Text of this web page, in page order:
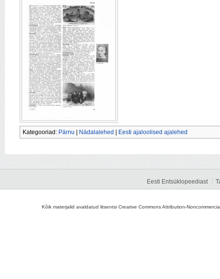
Kategooriad: Pärnu Nädalalehed Eesti ajaloolised ajalehed
Eesti Entsüklopeediast
Kõik materjalid avaldatud litsentsi Creative Commons Attribution-